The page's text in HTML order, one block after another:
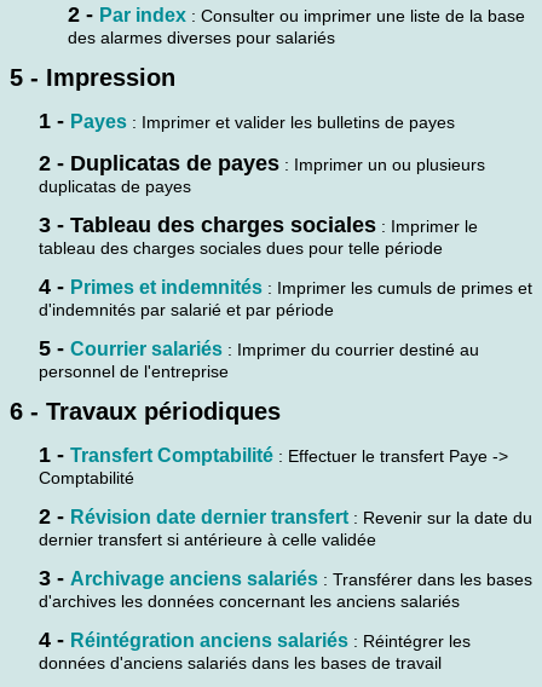
2 - Par index : Consulter ou imprimer une liste de la base
des alarmes diverses pour salariés
5 - Impression
1 - Payes : Imprimer et valider les bulletins de payes
2 - Duplicatas de payes : Imprimer un ou plusieurs
duplicatas de payes
3 - Tableau des charges sociales : Imprimer le
tableau des charges sociales dues pour telle période
4 - Primes et indemnités : Imprimer les cumuls de primes et
d'indemnités par salarié et par période
5 - Courrier salariés : Imprimer du courrier destiné au
personnel de l'entreprise
6 - Travaux périodiques
1 - Transfert Comptabilité : Effectuer le transfert Paye ->
Comptabilité
2 - Révision date dernier transfert : Revenir sur la date du
dernier transfert si antérieure à celle validée
3 - Archivage anciens salariés : Transférer dans les bases
d'archives les données concernant les anciens salariés
4 - Réintégration anciens salariés : Réintégrer les
données d'anciens salariés dans les bases de travail